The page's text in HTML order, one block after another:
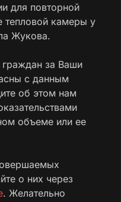
для повторной
тепловой камеры у
Жукова.
за Ваши
с данным
об этом нам
объеме или ее
о них через
. Желательно